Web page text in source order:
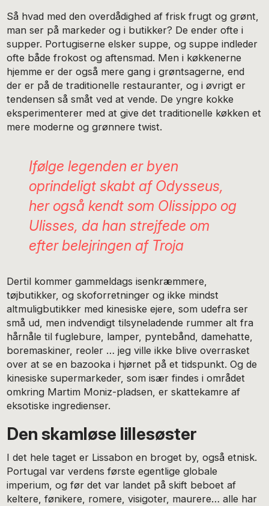
Så hvad med den overdådighed af frisk frugt og grønt,
man ser på markeder og i butikker? De ender ofte i
supper. Portugiserne elsker suppe, og suppe indleder
ofte både frokost og aftensmad. Men i køkkenerne
hjemme er der også mere gang i grøntsagerne, end
der er på de traditionelle restauranter, og i øvrigt er
tendensen så småt ved at vende. De yngre kokke
eksperimenterer med at give det traditionelle køkken et
mere moderne og grønnere twist.
Ifølge legenden er byen
oprindeligt skabt af Odysseus,
her også kendt som Olissippo og
Ulisses, da han strejfede om
efter belejringen af Troja
Dertil kommer gammeldags isenkræmmere,
tøjbutikker, og skoforretninger og ikke mindst
altmuligbutikker med kinesiske ejere, som udefra ser
små ud, men indvendigt tilsyneladende rummer alt fra
hårnåle til fuglebure, lamper, pyntebånd, damehatte,
boremaskiner, reoler … jeg ville ikke blive overrasket
over at se en bazooka i hjørnet på et tidspunkt. Og de
kinesiske supermarkeder, som især findes i området
omkring Martim Moniz-pladsen, er skattekamre af
eksotiske ingredienser.
Den skamløse lillesøster
I det hele taget er Lissabon en broget by, også etnisk.
Portugal var verdens første egentlige globale
imperium, og før det var landet på skift beboet af
keltere, fønikere, romere, visigoter, maurere… alle har